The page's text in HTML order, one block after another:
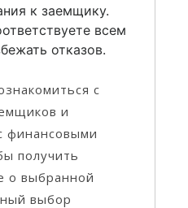
к заемщику.
всем
отказов.
с
и
финансовыми
получить
о выбранной
выбор